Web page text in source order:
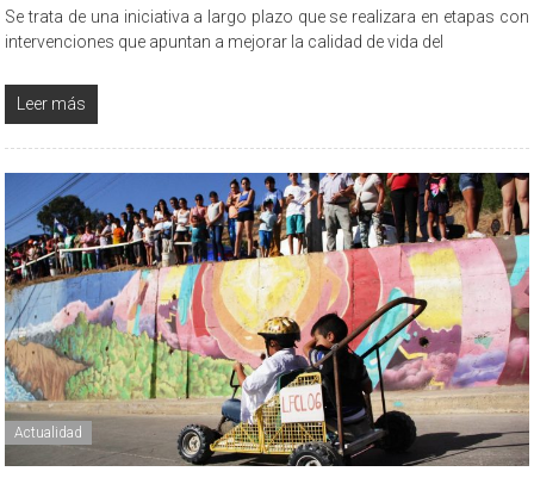
Se trata de una iniciativa a largo plazo que se realizara en etapas con
intervenciones que apuntan a mejorar la calidad de vida del
Leer más
Actualidad